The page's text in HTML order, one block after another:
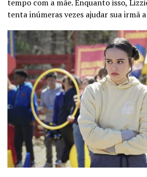
tempo com a mãe. Enquanto isso,
tenta inúmeras vezes ajudar sua irmã